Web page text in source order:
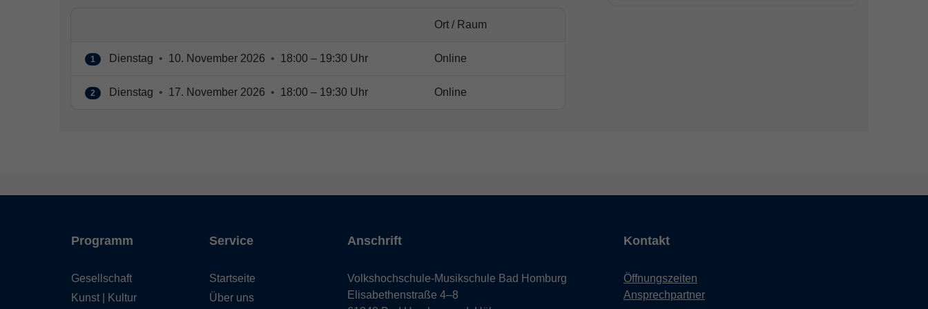
Ort / Raum
1 Dienstag • 10. November 2026 • 18:00 – 19:30 Uhr Online
2 Dienstag • 17. November 2026 • 18:00 – 19:30 Uhr Online
Programm
Gesellschaft
Kunst | Kultur
Service
Startseite
Über uns
Anschrift
Volkshochschule-Musikschule Bad Homburg
Elisabethenstraße 4–8
Kontakt
Öffnungszeiten
Ansprechpartner